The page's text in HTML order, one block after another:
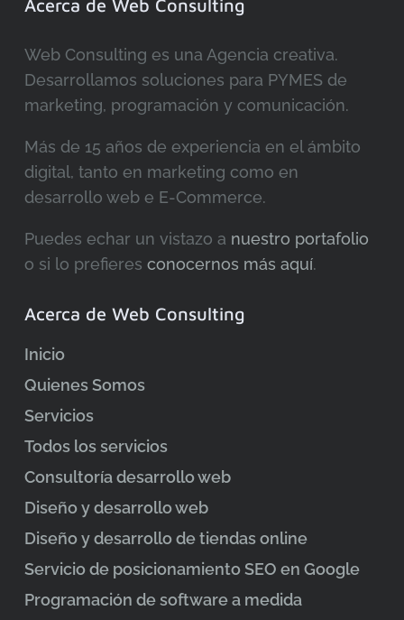
Acerca de Web Consulting
Web Consulting es una Agencia creativa.
Desarrollamos soluciones para PYMES de
marketing, programación y comunicación.
Más de 15 años de experiencia en el ámbito
digital, tanto en marketing como en
desarrollo web e E-Commerce.
Puedes echar un vistazo a nuestro portafolio
o si lo prefieres conocernos más aquí.
Acerca de Web Consulting
Inicio
Quienes Somos
Servicios
Todos los servicios
Consultoría desarrollo web
Diseño y desarrollo web
Diseño y desarrollo de tiendas online
Servicio de posicionamiento SEO en Google
Programación de software a medida